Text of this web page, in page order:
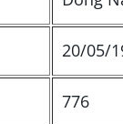
20/05/
776